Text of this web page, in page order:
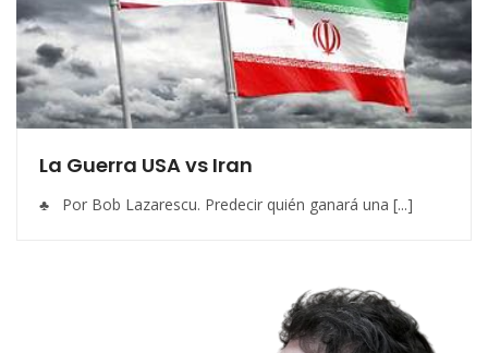
La Guerra USA vs Iran
♣ Por Bob Lazarescu. Predecir quién ganará una [...]